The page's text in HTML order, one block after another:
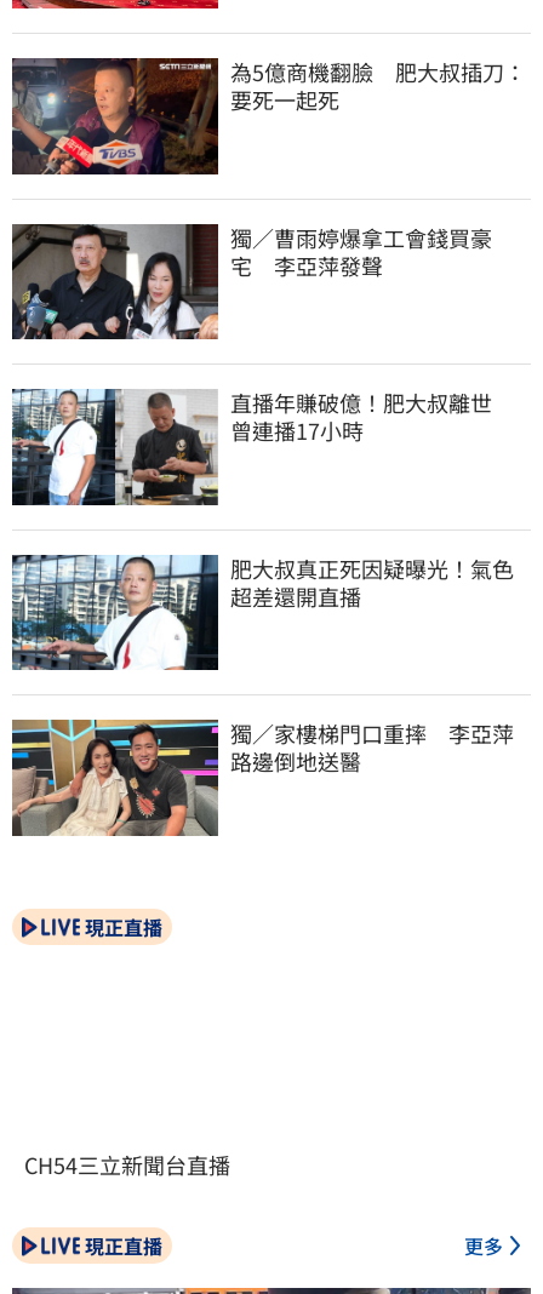
為5億商機翻臉　肥大叔插刀：
要死一起死
獨／曹雨婷爆拿工會錢買豪
宅　李亞萍發聲
直播年賺破億！肥大叔離世
曾連播17小時
肥大叔真正死因疑曝光！氣色
超差還開直播
獨／家樓梯門口重摔　李亞萍
路邊倒地送醫
現正直播
CH54三立新聞台直播
現正直播 更多